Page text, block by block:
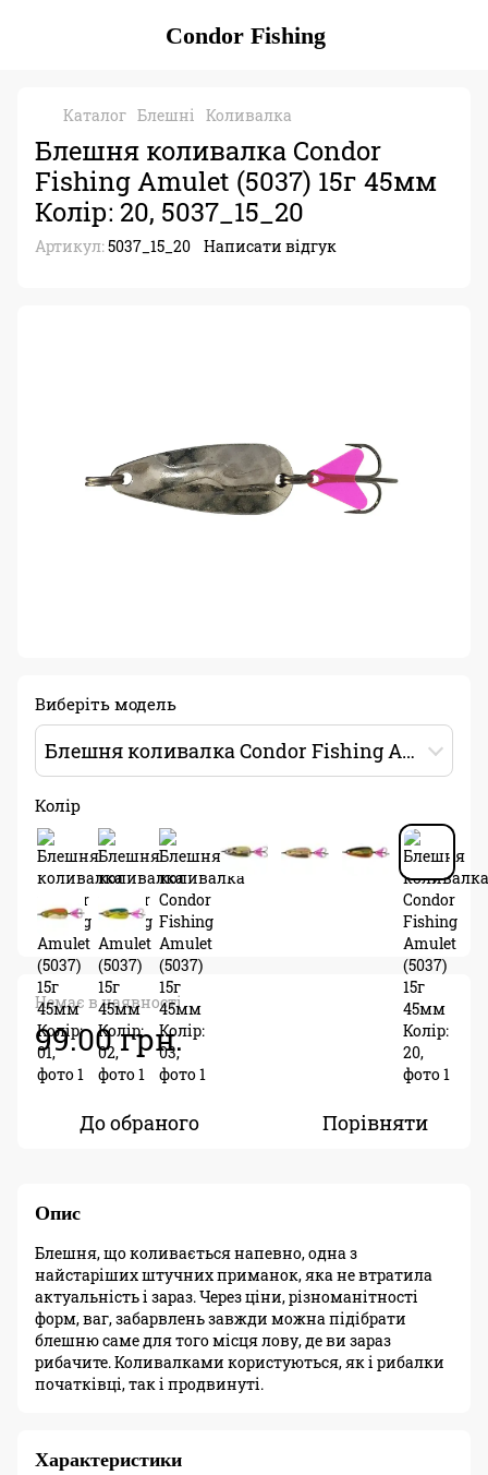
Condor Fishing
Каталог Блешні Коливалка
Блешня коливалка Condor
Fishing Amulet (5037) 15г 45мм
Колір: 20, 5037_15_20
Артикул:5037_15_20 Написати відгук
Виберіть модель
Блешня коливалка Condor Fishing Amulet (5037) 15г 45мм Колір: 20
Колір
Немає в наявності
99.00 грн.
До обраного Порівняти
Опис
Блешня, що коливається напевно, одна з
найстаріших штучних приманок, яка не втратила
актуальність і зараз. Через ціни, різноманітності
форм, ваг, забарвлень завжди можна підібрати
блешню саме для того місця лову, де ви зараз
рибачите. Коливалками користуються, як і рибалки
початківці, так і продвинуті.
Характеристики